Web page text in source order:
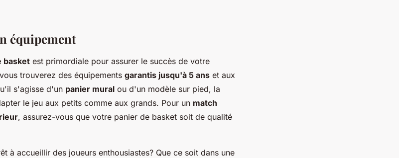
équipement
basket est primordiale pour assurer le succès de votre
trouverez des équipements garantis jusqu'à 5 ans et aux
s'agisse d'un panier mural ou d'un modèle sur pied, la
le jeu aux petits comme aux grands. Pour un match
, assurez-vous que votre panier de basket soit de qualité
à accueillir des joueurs enthousiastes? Que ce soit dans une